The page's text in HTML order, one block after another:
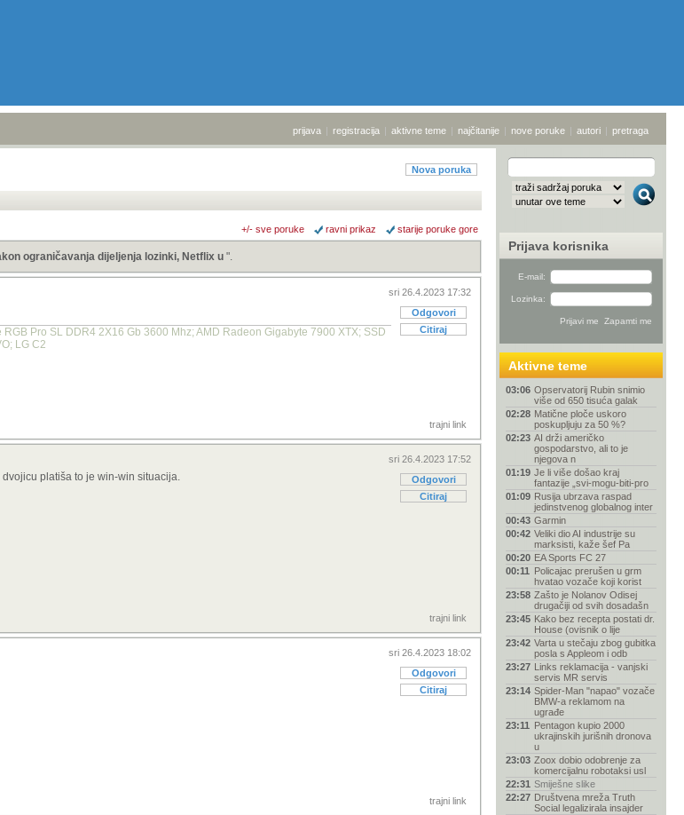
prijava | registracija | aktivne teme | najčitanije | nove poruke | autori | pretraga
Nova poruka
+/- sve poruke ravni prikaz starije poruke gore
ograničavanja dijeljenja lozinki, Netflix u ".
sri 26.4.2023 17:32
Odgovori
Citiraj
Pro SL DDR4 2X16 Gb 3600 Mhz; AMD Radeon Gigabyte 7900 XTX; SSD
LG C2
trajni link
sri 26.4.2023 17:52
Odgovori
Citiraj
platiša to je win-win situacija.
trajni link
sri 26.4.2023 18:02
Odgovori
Citiraj
trajni link
Prijava korisnika
E-mail:
Lozinka:
Aktivne teme
03:06 Opservatorij Rubin snimio
više od 650 tisuća galak
02:28 Matične ploče uskoro
poskupljuju za 50 %?
02:23 AI drži američko
gospodarstvo, ali to je
njegova n
01:19 Je li više došao kraj
fantazije „svi-mogu-biti-pro
01:09 Rusija ubrzava raspad
jedinstvenog globalnog inter
00:43 Garmin
00:42 Veliki dio AI industrije su
marksisti, kaže šef Pa
00:20 EA Sports FC 27
00:11 Policajac prerušen u grm
hvatao vozače koji korist
23:58 Zašto je Nolanov Odisej
drugačiji od svih dosadašn
23:45 Kako bez recepta postati dr.
House (ovisnik o lije
23:42 Varta u stečaju zbog gubitka
posla s Appleom i odb
23:27 Links reklamacija - vanjski
servis MR servis
23:14 Spider-Man "napao" vozače
BMW-a reklamom na
ugrađe
23:11 Pentagon kupio 2000
ukrajinskih jurišnih dronova
u
23:03 Zoox dobio odobrenje za
komercijalnu robotaksi usl
22:31 Smiješne slike
22:27 Društvena mreža Truth
Social legalizirala insajder